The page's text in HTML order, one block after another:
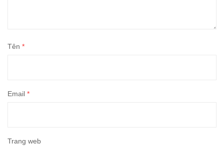
Tên *
Email *
Trang web